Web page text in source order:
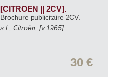
[CITROEN || 2CV].
Brochure publicitaire 2CV.
s.l., Citroën, [v.1965].
30 €